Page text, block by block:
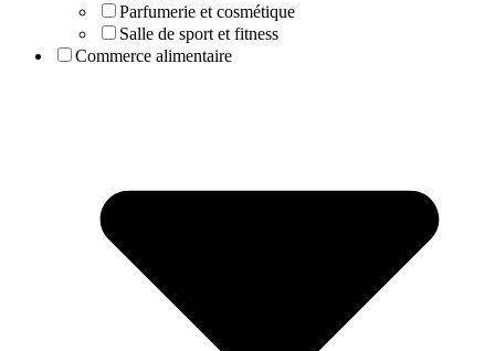
Parfumerie et cosmétique
Salle de sport et fitness
Commerce alimentaire